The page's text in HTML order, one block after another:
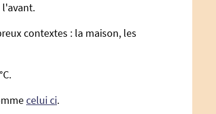
contextes : la maison, les
celui ci.